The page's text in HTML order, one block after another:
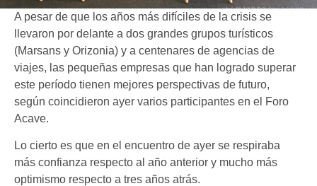
A pesar de que los años más difíciles de la crisis se
llevaron por delante a dos grandes grupos turísticos
(Marsans y Orizonia) y a centenares de agencias de
viajes, las pequeñas empresas que han logrado superar
este período tienen mejores perspectivas de futuro,
según coincidieron ayer varios participantes en el Foro
Acave.
Lo cierto es que en el encuentro de ayer se respiraba
más confianza respecto al año anterior y mucho más
optimismo respecto a tres años atrás.